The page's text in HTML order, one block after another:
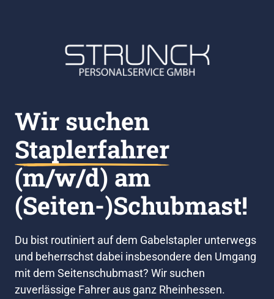
Staplerfahrer
(m/w/d) am
(Seiten-)Schubmast!
Du bist routiniert auf dem Gabelstapler unterwegs
und beherrschst dabei insbesondere den Umgang
mit dem Seitenschubmast? Wir suchen
zuverlässige Fahrer aus ganz Rheinhessen.